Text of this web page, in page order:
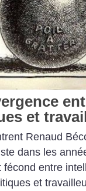
et
Renaud
dans les
fécond entre
et